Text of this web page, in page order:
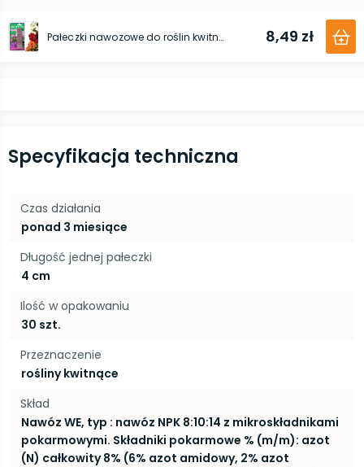
Pałeczki nawozowe do roślin kwitnących 30 szt. 8,49 zł
Specyfikacja techniczna
Czas działania
ponad 3 miesiące
Długość jednej pałeczki
4 cm
Ilość w opakowaniu
30 szt.
Przeznaczenie
rośliny kwitnące
Skład
Nawóz WE, typ : nawóz NPK 8:10:14 z mikroskładnikami
pokarmowymi. Składniki pokarmowe % (m/m): azot
(N) całkowity 8% (6% azot amidowy, 2% azot